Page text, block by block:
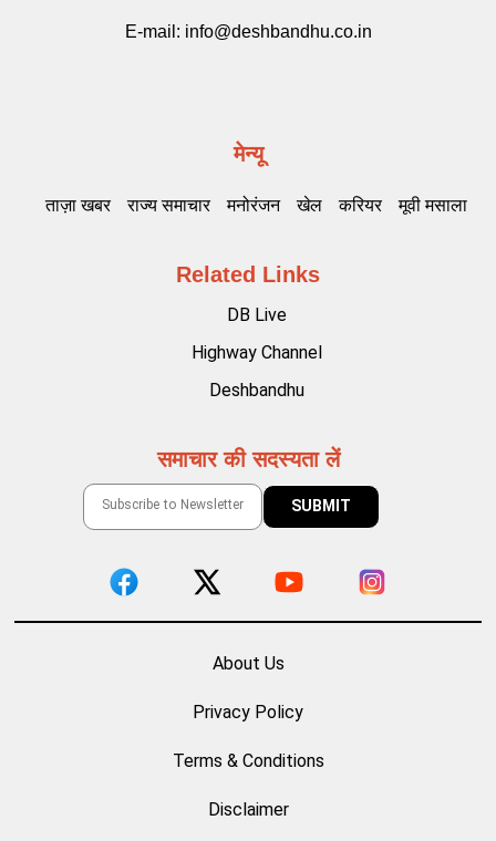
E-mail: info@deshbandhu.co.in
मेन्यू
ताज़ा खबर राज्य समाचार मनोरंजन खेल करियर मूवी मसाला
Related Links
DB Live
Highway Channel
Deshbandhu
समाचार की सदस्यता लें
About Us
Privacy Policy
Terms & Conditions
Disclaimer